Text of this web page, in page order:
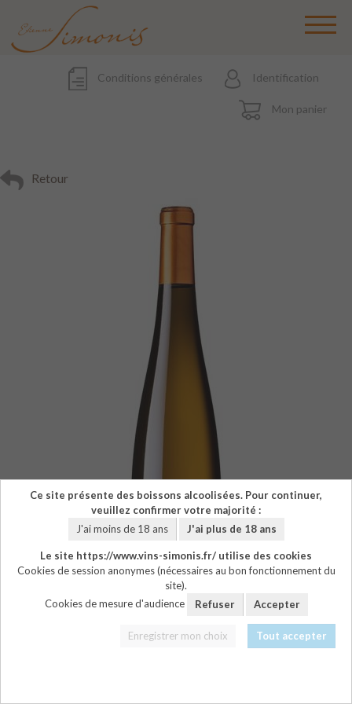
Conditions générales Identification
Mon panier
Retour
Ce site présente des boissons alcoolisées. Pour continuer,
veuillez confirmer votre majorité :
J'ai moins de 18 ans
J'ai plus de 18 ans
Le site https://www.vins-simonis.fr/ utilise des cookies
Cookies de session anonymes (nécessaires au bon fonctionnement du
site).
Cookies de mesure d'audience
Refuser Accepter
Enregistrer mon choix Tout accepter